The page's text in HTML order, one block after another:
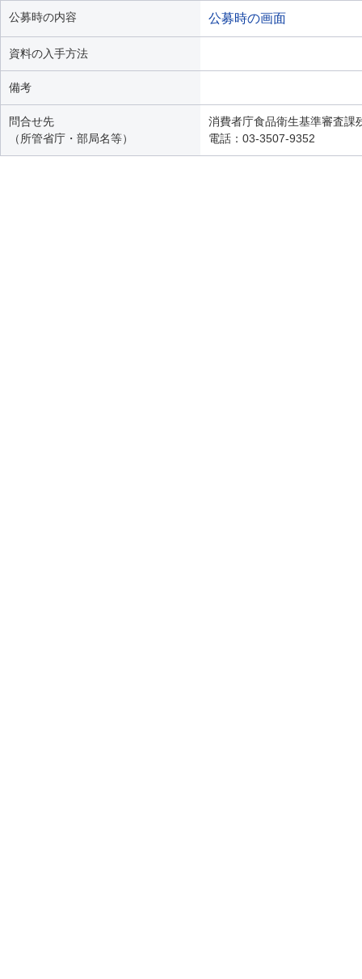
公募時の内容 公募時の画面
資料の入手方法
備考
問合せ先
（所管省庁・部局名等）
消費者庁食品衛生基準審査課
電話：03-3507-9352